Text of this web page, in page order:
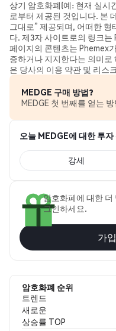
상기 암호화폐(예: 현재 실시
로부터 제공된 것입니다. 본
그대로” 제공되며, 어떠한
다. 제3자 사이트로의 링크는
페이지의 콘텐츠는 Phemex
증하거나 지지한다는 의미
은 당사의 이용 약관 및 리스
MEDGE 구매 방법?
MEDGE 첫 번째를 얻는
오늘 MEDGE에 대한 투자
강세
암호화폐에 대한 더
그인하세요.
가
암호화폐 순위
트렌드
새로운
상승률 TOP